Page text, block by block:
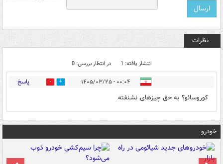
نظرات
انتشار یافته: 1 در انتظار بررسی: 0
۰۰:۰۴ - ۱۴۰۵/۰۳/۲۵ 0 پاسخ
کوروسائو؟ به حق چیزهای نشنفته
خودرو